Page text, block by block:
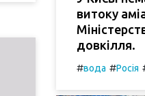
витоку
довкілля.
#вода #Росія